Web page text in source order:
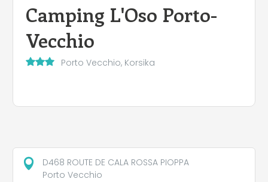
Camping L'Oso Porto-
Vecchio
Porto Vecchio, Korsika
D468 ROUTE DE CALA ROSSA PIOPPA
Porto Vecchio